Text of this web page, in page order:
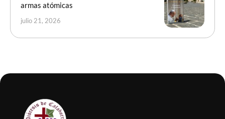
armas atómicas
julio 21, 2026